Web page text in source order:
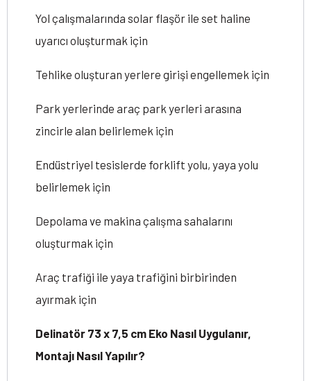
Yol çalışmalarında solar flaşör ile set haline
uyarıcı oluşturmak için
Tehlike oluşturan yerlere girişi engellemek için
Park yerlerinde araç park yerleri arasına
zincirle alan belirlemek için
Endüstriyel tesislerde forklift yolu, yaya yolu
belirlemek için
Depolama ve makina çalışma sahalarını
oluşturmak için
Araç trafiği ile yaya trafiğini birbirinden
ayırmak için
Delinatör 73 x 7,5 cm Eko Nasıl Uygulanır,
Montajı Nasıl Yapılır?